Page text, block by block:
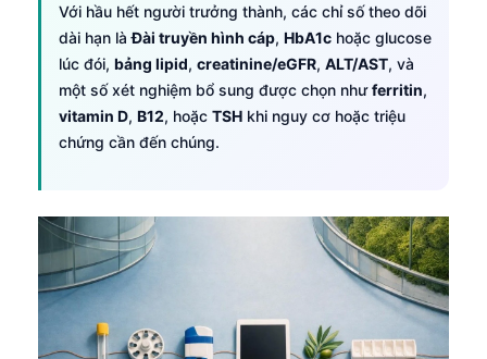
Với hầu hết người trưởng thành, các chỉ số theo dõi
dài hạn làĐài truyền hình cáp, HbA1c hoặc glucose
lúc đói, bảng lipid, creatinine/eGFR, ALT/AST, và
một số xét nghiệm bổ sung được chọn nhưferritin,
vitamin D, B12, hoặc TSH khi nguy cơ hoặc triệu
chứng cần đến chúng.